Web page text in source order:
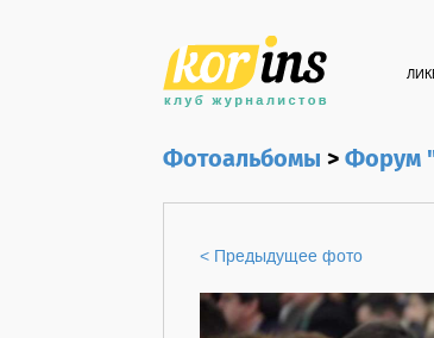
Фотоальбомы>Форум
< Предыдущее фото